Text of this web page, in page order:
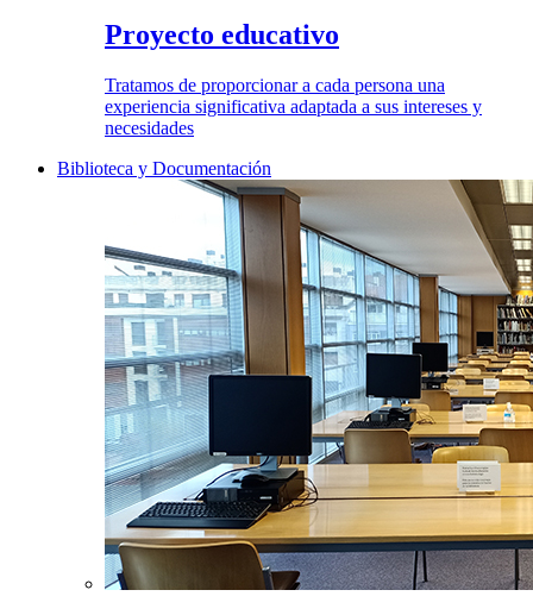
Proyecto educativo
Tratamos de proporcionar a cada persona una
experiencia significativa adaptada a sus intereses y
necesidades
Biblioteca y Documentación